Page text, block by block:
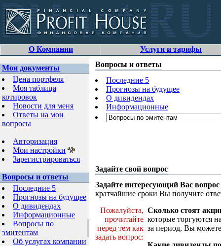
О Компании Услуги и тарифы
Мои документы
Цена портфеля
Моя таблица
котировок
Новости для меня
Ответы на мои
вопросы
Авторизация
Мои настройки
Зарегистрироваться
Вопросы и ответы
Последние 5
Прогнозы на будущее
О дивидендах
Информационные
Вопросы по
эмитентам
Об услугах компании
Вопросы и ответы
Последние 5
Прогнозы на будущее
О дивидендах
Информационные
Задайте свой вопрос
Задайте интересующий Вас вопрос
кратчайшие сроки Вы получите
Пожалуйста,
прочитайте
перед тем как
задать вопрос:
Сколько стоят
которые торгуются
за период, Вы